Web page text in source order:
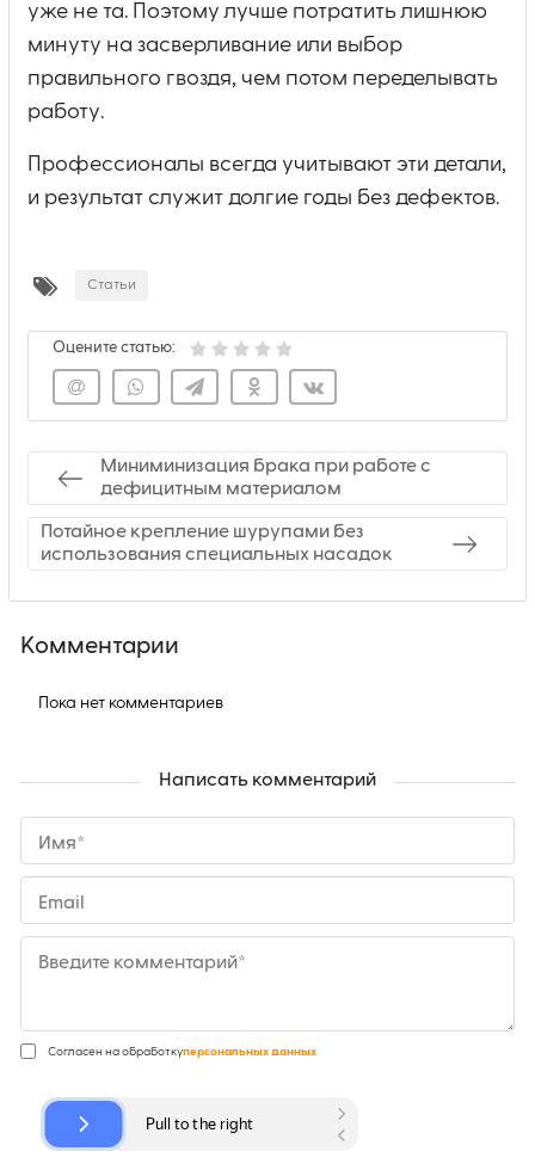
уже не та. Поэтому лучше потратить лишнюю
минуту на засверливание или выбор
правильного гвоздя, чем потом переделывать
работу.
Профессионалы всегда учитывают эти детали,
и результат служит долгие годы без дефектов.
Статьи
Оцените статью:
Миниминизация брака при работе с
дефицитным материалом
Потайное крепление шурупами без
использования специальных насадок
Комментарии
Пока нет комментариев
Написать комментарий
Имя*
Email
Введите комментарий*
Согласен на обработкуперсональных данных